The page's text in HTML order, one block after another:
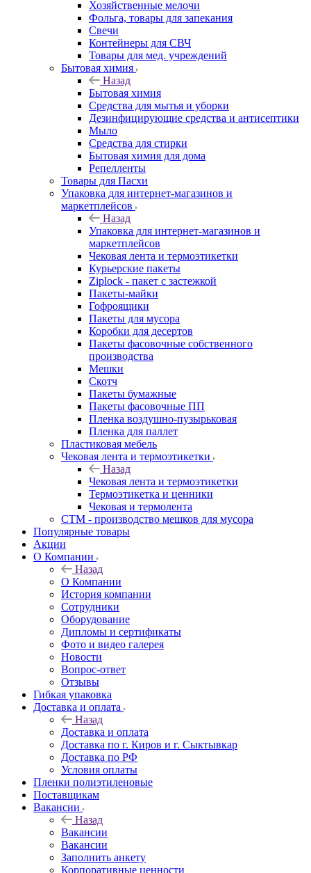
Хозяйственные мелочи
Фольга, товары для запекания
Свечи
Контейнеры для СВЧ
Товары для мед. учреждений
Бытовая химия
Назад
Бытовая химия
Средства для мытья и уборки
Дезинфицирующие средства и антисептики
Мыло
Средства для стирки
Бытовая химия для дома
Репелленты
Товары для Пасхи
Упаковка для интернет-магазинов и
маркетплейсов
Назад
Упаковка для интернет-магазинов и
маркетплейсов
Чековая лента и термоэтикетки
Курьерские пакеты
Ziplock - пакет с застежкой
Пакеты-майки
Гофроящики
Пакеты для мусора
Коробки для десертов
Пакеты фасовочные собственного
производства
Мешки
Скотч
Пакеты бумажные
Пакеты фасовочные ПП
Пленка воздушно-пузырьковая
Пленка для паллет
Пластиковая мебель
Чековая лента и термоэтикетки
Назад
Чековая лента и термоэтикетки
Термоэтикетка и ценники
Чековая и термолента
СТМ - производство мешков для мусора
Популярные товары
Акции
О Компании
Назад
О Компании
История компании
Сотрудники
Оборудование
Дипломы и сертификаты
Фото и видео галерея
Новости
Вопрос-ответ
Отзывы
Гибкая упаковка
Доставка и оплата
Назад
Доставка и оплата
Доставка по г. Киров и г. Сыктывкар
Доставка по РФ
Условия оплаты
Пленки полиэтиленовые
Поставщикам
Вакансии
Назад
Вакансии
Вакансии
Заполнить анкету
Корпоративные ценности